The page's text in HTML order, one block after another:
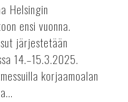
Helsingin
ensi vuonna.
järjestetään
14.–15.3.2025.
korjaamoalan